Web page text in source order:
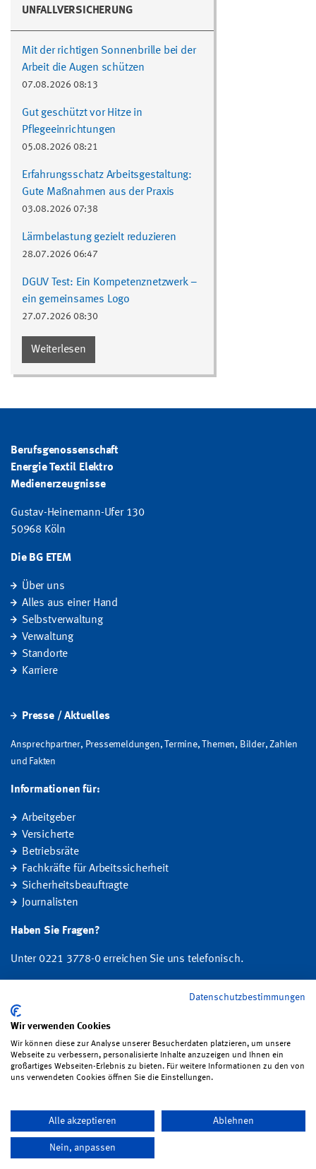
UNFALLVERSICHERUNG
Mit der richtigen Sonnenbrille bei der
Arbeit die Augen schützen
07.08.2026 08:13
Gut geschützt vor Hitze in
Pflegeeinrichtungen
05.08.2026 08:21
Erfahrungsschatz Arbeitsgestaltung:
Gute Maßnahmen aus der Praxis
03.08.2026 07:38
Lärmbelastung gezielt reduzieren
28.07.2026 06:47
DGUV Test: Ein Kompetenznetzwerk –
ein gemeinsames Logo
27.07.2026 08:30
Weiterlesen
Berufsgenossenschaft
Energie Textil Elektro
Medienerzeugnisse
Gustav-Heinemann-Ufer 130
50968 Köln
Die BG ETEM
Über uns
Alles aus einer Hand
Selbstverwaltung
Verwaltung
Standorte
Karriere
Presse / Aktuelles
Ansprechpartner, Pressemeldungen, Termine, Themen, Bilder, Zahlen
und Fakten
Informationen für:
Arbeitgeber
Versicherte
Betriebsräte
Fachkräfte für Arbeitssicherheit
Sicherheitsbeauftragte
Journalisten
Haben Sie Fragen?
Unter 0221 3778-0 erreichen Sie uns telefonisch.
Entschädigung, Prävention sowie Fragen zu Mitgliedschaft und Beitrag.
Folgen Sie uns:
Barrierefreiheit·Bildrechte
Datenschutzbestimmungen
Wir verwenden Cookies
Wir können diese zur Analyse unserer Besucherdaten platzieren, um unsere
Webseite zu verbessern, personalisierte Inhalte anzuzeigen und Ihnen ein
großartiges Webseiten-Erlebnis zu bieten. Für weitere Informationen zu den von
uns verwendeten Cookies öffnen Sie die Einstellungen.
Alle akzeptieren Ablehnen
Nein, anpassen